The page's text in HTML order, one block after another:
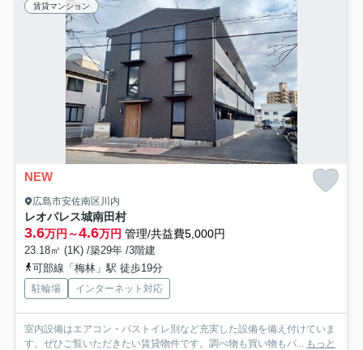
賃貸マンション
NEW
広島市安佐南区川内
レオパレス城南田村
3.6万円～4.6万円 管理/共益費5,000円
23.18㎡ (1K) /築29年 /3階建
可部線「梅林」駅 徒歩19分
駐輪場 インターネット対応
室内設備はエアコン・バストイレ別など充実した設備を備え付けていま
す。ぜひご覧いただきたい賃貸物件です。調べ物も買い物もパ...
もっと